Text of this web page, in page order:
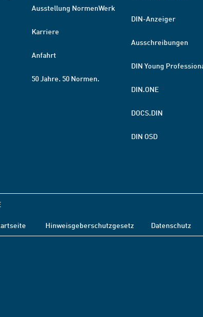
Ausstellung NormenWerk
Karriere
Anfahrt
50 Jahre. 50 Normen.
DIN-Anzeiger
Ausschreibungen
DIN Young
DIN.ONE
DOCS.DIN
DIN OSD
Hinweisgeberschutzgesetz Datenschutz